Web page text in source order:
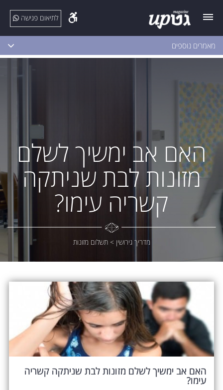
לתיאום פגישה
מאמרים נוספים
האם אב ימשיך לשלם
מזונות לבת שניתקה
קשריה עימו?
מדריך גירושין >תשלום מזונות
האם אב ימשיך לשלם מזונות לבת שניתקה קשריה
עימו?